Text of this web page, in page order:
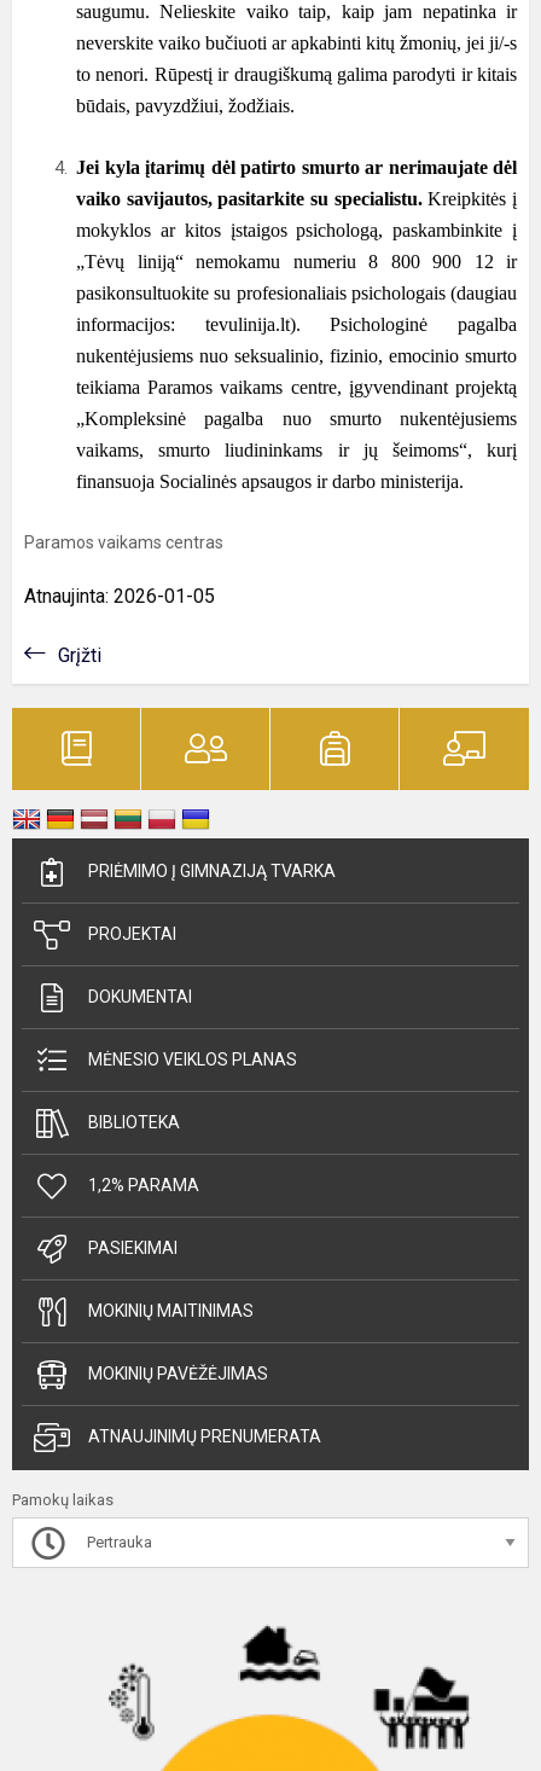
saugumu. Nelieskite vaiko taip, kaip jam nepatinka ir
neverskite vaiko bučiuoti ar apkabinti kitų žmonių, jei ji/-s
to nenori. Rūpestį ir draugiškumą galima parodyti ir kitais
būdais, pavyzdžiui, žodžiais.
Jei kyla įtarimų dėl patirto smurto ar nerimaujate dėl
vaiko savijautos, pasitarkite su specialistu.Kreipkitės į
mokyklos ar kitos įstaigos psichologą, paskambinkite į
„Tėvų liniją“ nemokamu numeriu 8 800 900 12 ir
pasikonsultuokite su profesionaliais psichologais (daugiau
informacijos: tevulinija.lt). Psichologinė pagalba
nukentėjusiems nuo seksualinio, fizinio, emocinio smurto
teikiama Paramos vaikams centre, įgyvendinant projektą
„Kompleksinė pagalba nuo smurto nukentėjusiems
vaikams, smurto liudininkams ir jų šeimoms“, kurį
finansuoja Socialinės apsaugos ir darbo ministerija.
Paramos vaikams centras
Atnaujinta: 2026-01-05
Grįžti
PRIĖMIMO Į GIMNAZIJĄ TVARKA
PROJEKTAI
DOKUMENTAI
MĖNESIO VEIKLOS PLANAS
BIBLIOTEKA
1,2% PARAMA
PASIEKIMAI
MOKINIŲ MAITINIMAS
MOKINIŲ PAVĖŽĖJIMAS
ATNAUJINIMŲ PRENUMERATA
Pamokų laikas
Pertrauka